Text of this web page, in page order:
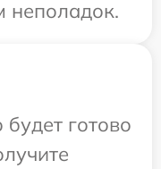
неполадок.
будет готово